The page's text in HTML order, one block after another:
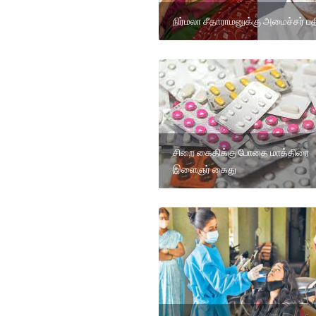
நிர்மலா சீதாராமனுக்கு அமைச்சர்
சிறை கைதிக்கு போதை மாத்திரை
இளைஞர் கைது